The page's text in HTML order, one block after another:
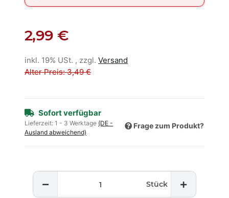
2,99 €
inkl. 19% USt. , zzgl. Versand
Alter Preis: 3,49 €
Sofort verfügbar
Lieferzeit: 1 - 3 Werktage (DE -
Ausland abweichend)
Frage zum Produkt?
Stück